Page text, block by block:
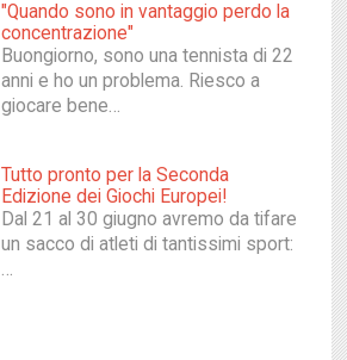
"Quando sono in vantaggio perdo la
concentrazione"
Buongiorno, sono una tennista di 22
anni e ho un problema. Riesco a
giocare bene…
Tutto pronto per la Seconda
Edizione dei Giochi Europei!
Dal 21 al 30 giugno avremo da tifare
un sacco di atleti di tantissimi sport:
…